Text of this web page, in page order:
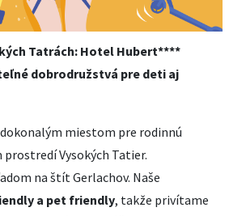
Tatrách: Hotel Hubert****
dobrodružstvá pre deti aj
miestom pre rodinnú
Vysokých Tatier.
na štít Gerlachov. Naše
a pet friendly, takže privítame